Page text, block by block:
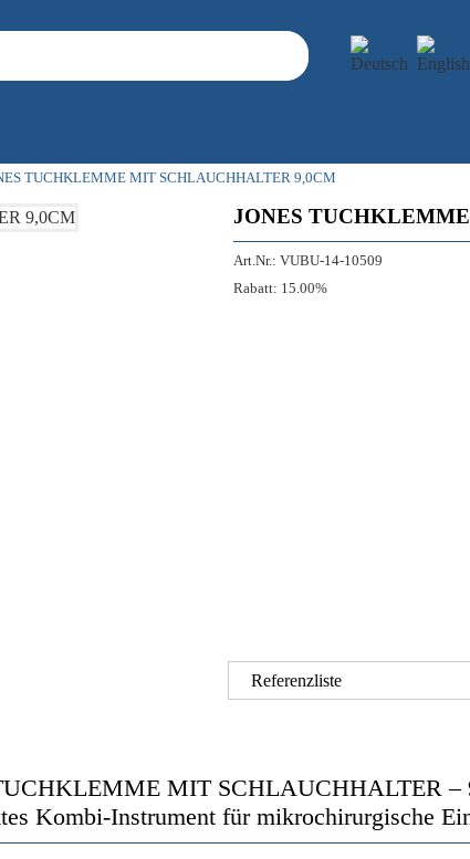
TUCHKLEMME MIT SCHLAUCHHALTER 9,0CM
JONES
Art.Nr.: VUBU-14-10509
Rabatt: 15.00%
Referenzliste
MIT SCHLAUCHHALTER –
Kombi-Instrument für mikrochirurgische